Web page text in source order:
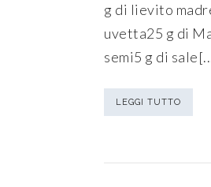
g di lievito
uvetta25 g di
semi5 g di
LEGGI TUTTO